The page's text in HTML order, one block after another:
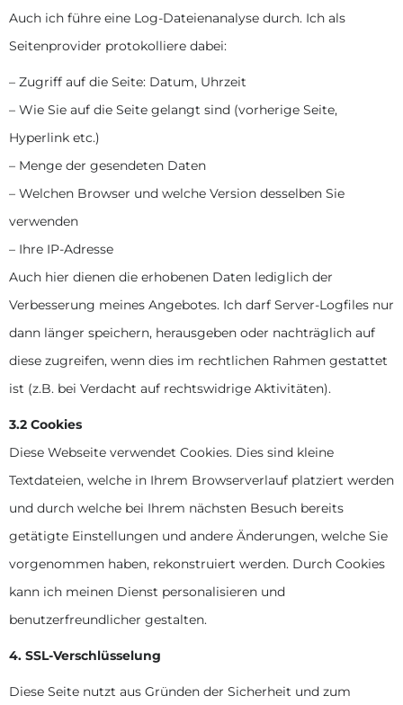
Auch ich führe eine Log-Dateienanalyse durch. Ich als
Seitenprovider protokolliere dabei:
– Zugriff auf die Seite: Datum, Uhrzeit
– Wie Sie auf die Seite gelangt sind (vorherige Seite,
Hyperlink etc.)
– Menge der gesendeten Daten
– Welchen Browser und welche Version desselben Sie
verwenden
– Ihre IP-Adresse
Auch hier dienen die erhobenen Daten lediglich der
Verbesserung meines Angebotes. Ich darf Server-Logfiles nur
dann länger speichern, herausgeben oder nachträglich auf
diese zugreifen, wenn dies im rechtlichen Rahmen gestattet
ist (z.B. bei Verdacht auf rechtswidrige Aktivitäten).
3.2 Cookies
Diese Webseite verwendet Cookies. Dies sind kleine
Textdateien, welche in Ihrem Browserverlauf platziert werden
und durch welche bei Ihrem nächsten Besuch bereits
getätigte Einstellungen und andere Änderungen, welche Sie
vorgenommen haben, rekonstruiert werden. Durch Cookies
kann ich meinen Dienst personalisieren und
benutzerfreundlicher gestalten.
4. SSL-Verschlüsselung
Diese Seite nutzt aus Gründen der Sicherheit und zum